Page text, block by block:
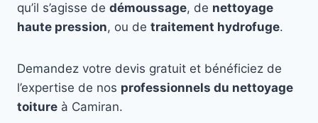
qu’il s’agisse de démoussage, de nettoyage
haute pression, ou de traitement hydrofuge.
Demandez votre devis gratuit et bénéficiez de
l’expertise de nos professionnels du nettoyage
toiture à Camiran.